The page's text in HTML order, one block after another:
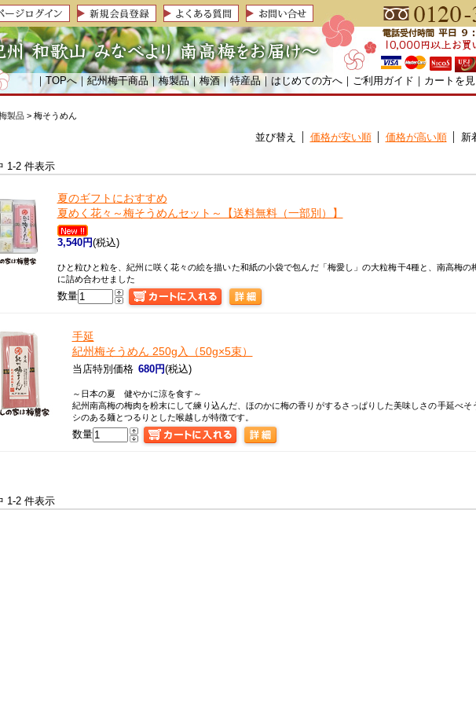
｜TOPへ｜紀州梅干商品 ｜梅製品｜ 梅酒｜ 特産品｜ はじめての方へ ｜ ご利用ガイド ｜ カートを
製品> 梅そうめん
並び替え 価格が安い順 価格が高い順 新
1-2 件表示
夏のギフトにおすすめ
夏めく花々～梅そうめんセット～【送料無料（一部別）】
3,540円(税込)
ひと粒ひと粒を、紀州に咲く花々の絵を描いた和紙の小袋で包んだ「梅愛し」の大粒梅干4種と、南高梅の
に詰め合わせました
数量
手延
紀州梅そうめん 250g入（50g×5束）
当店特別価格 680円(税込)
～日本の夏 健やかに涼を食す～
紀州南高梅の梅肉を粉末にして練り込んだ、ほのかに梅の香りがするさっぱりした美味しさの手延べそ
シのある麺とつるりとした喉越しが特徴です。
数量
1-2 件表示